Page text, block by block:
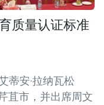
质量认证标准
蒂安·拉纳瓦松
苴市，并出席周文